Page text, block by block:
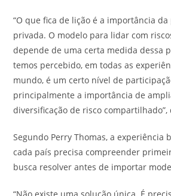
“O que fica de lição é a importância
privada. O modelo para lidar com
depende de uma certa medida dessa
temos percebido, em todas as
mundo, é um certo nível de
principalmente a importância de
diversificação de risco compartilhado”,
Segundo Perry Thomas, a experiência
cada país precisa compreender
busca resolver antes de importar